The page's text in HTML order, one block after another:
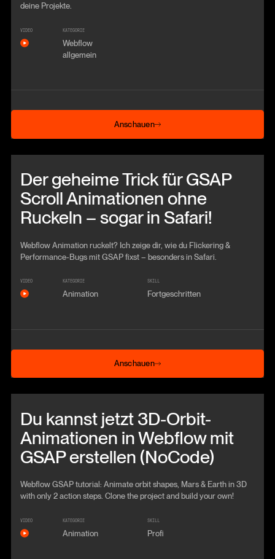
deine Projekte.
VIDEO KATEGORIE
Webflow
allgemein
Anschauen
Anschauen
Der geheime Trick für GSAP
Scroll Animationen ohne
Ruckeln – sogar in Safari!
Webflow Animation ruckelt? Ich zeige dir, wie du Flickering &
Performance-Bugs mit GSAP fixst – besonders in Safari.
VIDEO KATEGORIE
Animation
SKILL
Fortgeschritten
Anschauen
Anschauen
Du kannst jetzt 3D-Orbit-
Animationen in Webflow mit
GSAP erstellen (NoCode)
Webflow GSAP tutorial: Animate orbit shapes, Mars & Earth in 3D
with only 2 action steps. Clone the project and build your own!
VIDEO KATEGORIE
Animation
SKILL
Profi